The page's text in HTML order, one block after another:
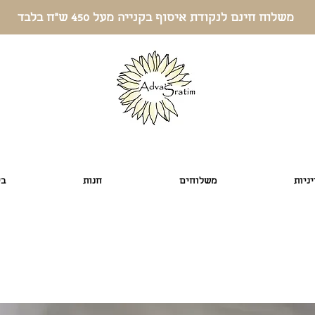
משלוח חינם לנקודת איסוף בקנייה מעל 450 ש"ח בלבד
חנות משלוחים